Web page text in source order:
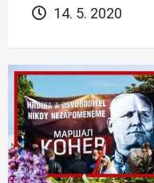
14. 5. 2020